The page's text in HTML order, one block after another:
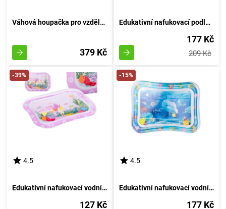
Váhová houpačka pro vzdělávání opic
379 Kč
Edukativní nafukovací podložka s vodními motivy - Růžový Krab
177 Kč
209 Kč
-39%
4.5
Edukativní nafukovací vodní podložka s vodním motivem: růžová
127 Kč
-15%
4.5
Edukativní nafukovací vodní podložka s motivem 4
177 Kč